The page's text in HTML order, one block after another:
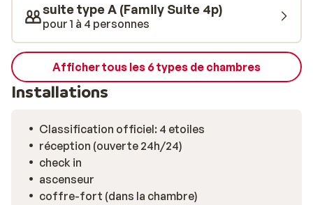
suite type A (Family Suite 4p)
pour 1 à 4 personnes
Afficher tous les 6 types de chambres
Installations
Classification officiel: 4 etoiles
réception (ouverte 24h/24)
check in
ascenseur
coffre-fort (dans la chambre)